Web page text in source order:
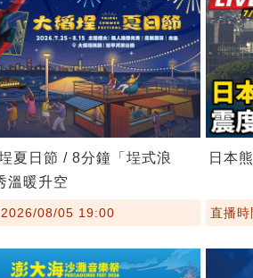
夏日節 / 8分鐘「埕式浪
溫暖升空
2026/08/05 19:00
日本
直播